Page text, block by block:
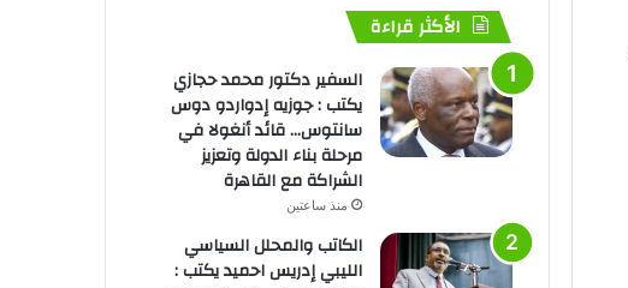
الأكثر قراءة
السفير دكتور محمد حجازي
يكتب : جوزيه إدواردو دوس
سانتوس… قائد أنغولا في
مرحلة بناء الدولة وتعزيز
الشراكة مع القاهرة
منذ ساعتين
الكاتب والمحلل السياسي
الليبي إدريس احميد يكتب :